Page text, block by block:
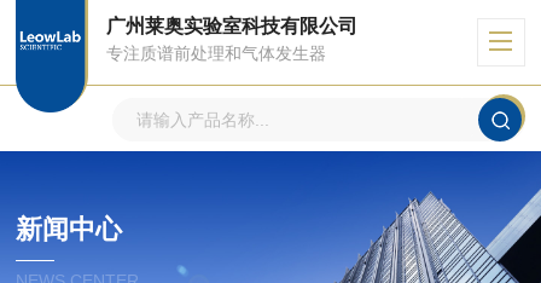
广州莱奥实验室科技有限公司
专注质谱前处理和气体发生器
新闻中心